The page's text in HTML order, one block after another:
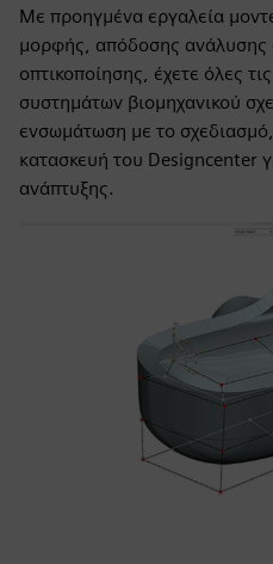
Με προηγμένα εργαλεία
μορφής, απόδοσης ανάλυσης
οπτικοποίησης, έχετε όλες
συστημάτων βιομηχανικού
ενσωμάτωση με το
κατασκευή του Designcenter
ανάπτυξης.